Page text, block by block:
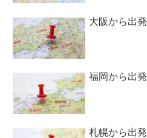
大阪から出発
福岡から出発
札幌から出発